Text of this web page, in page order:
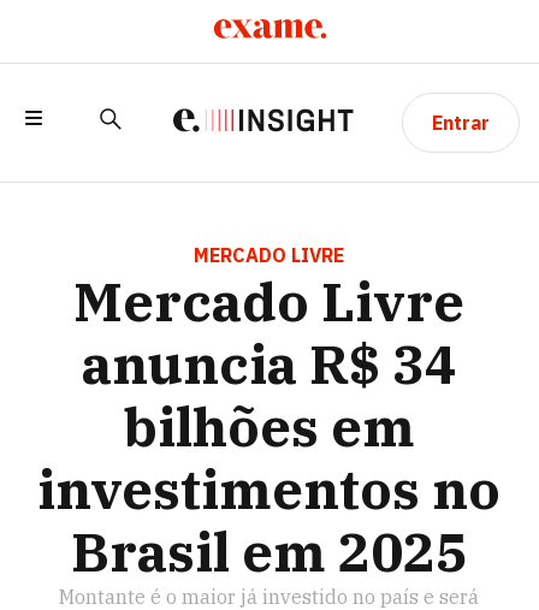
Entrar
BILHÕES EM INVESTIMENTOS NO
BRASIL EM 2025
MERCADO LIVRE
Mercado Livre
anuncia R$ 34
bilhões em
investimentos no
Brasil em 2025
Montante é o maior já investido no país e será